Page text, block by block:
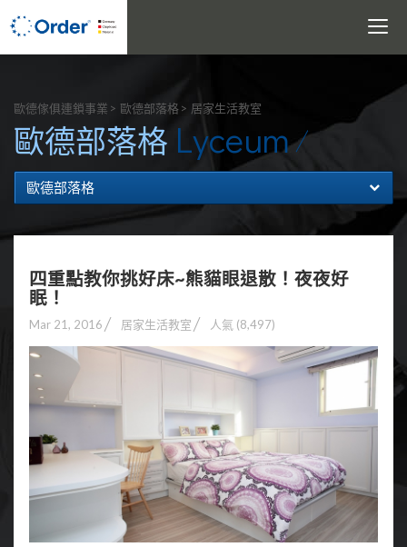
Toggle
歐德傢俱連鎖事業 歐德部落格 居家生活教室
歐德部落格 Lyceum
歐德部落格
四重點教你挑好床~熊貓眼退散！夜夜好
眠！
Mar 21, 2016 居家生活教室 人氣 (8,497)